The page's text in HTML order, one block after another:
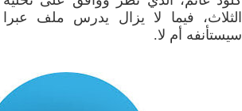
الثلاث، فيما لا يزال يدرس ملف
سيستأنفه أم لا.